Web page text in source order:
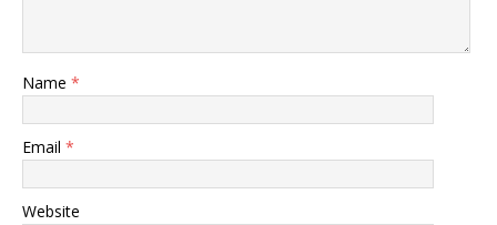
Name *
Email *
Website